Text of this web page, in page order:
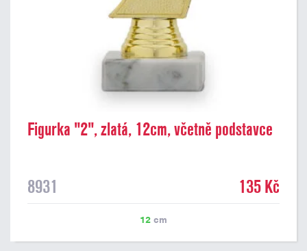
Figurka "2", zlatá, 12cm, včetně podstavce
8931 135 Kč
12 cm